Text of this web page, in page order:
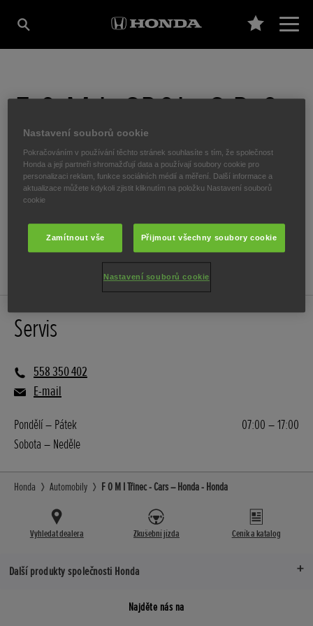
F O M I, SPOL. S R.O.
Vendryně 407,Vendryně ,739 94
ZÍSKAT SMĚR
WEBOVÉ STRÁNKY
Servis
558 350 402
E-mail
Pondělí – Pátek
07:00 – 17:00
Sobota – Neděle
Honda Automobily F O M I Třinec - Cars – Honda - Honda
Vyhledat dealera Zkušební jízda Ceník a katalog
Další produkty společnosti Honda
Najděte nás na
Nastavení souborů cookie
Pokračováním v používání těchto stránek souhlasíte s tím, že společnost
Honda a její partneři shromažďují data a používají soubory cookie pro
personalizaci reklam, funkce sociálních médií a měření. Další informace a
aktualizace můžete kdykoli zjistit kliknutím na položku Nastavení souborů
cookie
Zamítnout vše Přijmout všechny soubory cookie
Nastavení souborů cookie